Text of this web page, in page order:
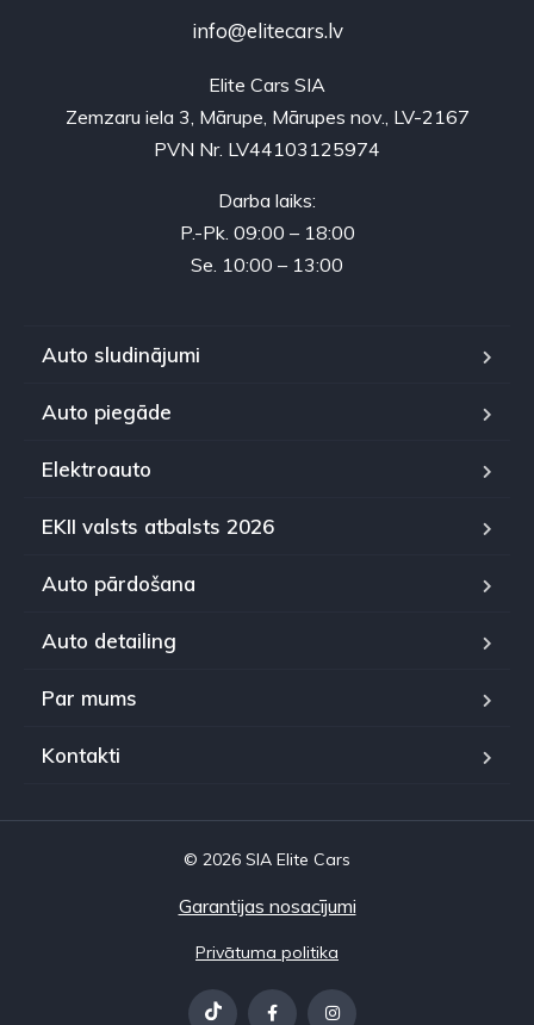
info@elitecars.lv
Elite Cars SIA
Zemzaru iela 3, Mārupe, Mārupes nov., LV-2167
PVN Nr. LV44103125974
Darba laiks:
P.-Pk. 09:00 – 18:00
Se. 10:00 – 13:00
Auto sludinājumi
Auto piegāde
Elektroauto
EKII valsts atbalsts 2026
Auto pārdošana
Auto detailing
Par mums
Kontakti
© 2026 SIA Elite Cars
Garantijas nosacījumi
Privātuma politika